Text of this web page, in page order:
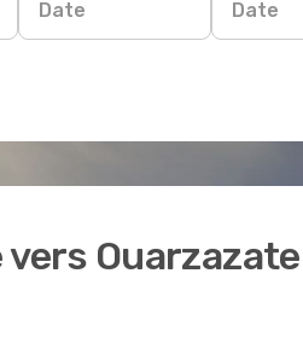
Date Date
Ouarzazate